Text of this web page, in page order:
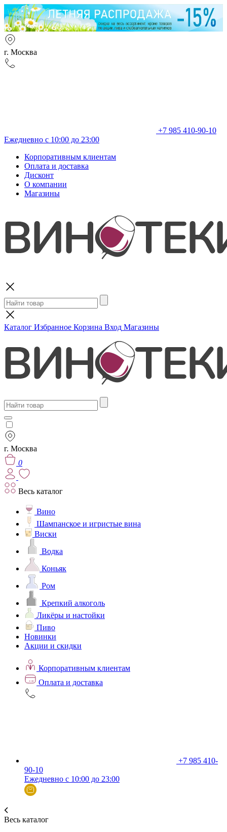
г. Москва
+7 985 410-90-10
Ежедневно с 10:00 до 23:00
Корпоративным клиентам
Оплата и доставка
Дисконт
О компании
Магазины
Каталог Избранное Корзина Вход Магазины
г. Москва
0
Весь каталог
Вино
Шампанское и игристые вина
Виски
Водка
Коньяк
Ром
Крепкий алкоголь
Ликёры и настойки
Пиво
Новинки
Акции и скидки
Корпоративным клиентам
Оплата и доставка
+7 985 410-
90-10
Ежедневно с 10:00 до 23:00
Весь каталог